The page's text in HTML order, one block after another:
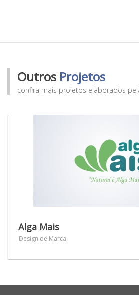
Outros Projetos
confira mais projetos elaborados
Alga Mais
Design de Marca